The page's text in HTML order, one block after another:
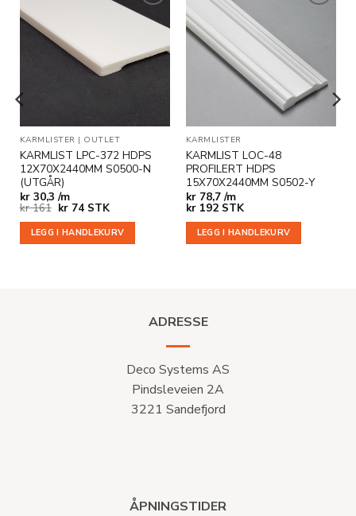
ønskeliste
KARMLISTER | OUTLET
KARMLIST LPC-372 HDPS
12X70X2440MM S0500-N
(UTGÅR)
kr30,3 /m
kr161 Opprinnelig
var:
kr 161.
kr74Nåværende
er:
kr 74.
STK
LEGG I HANDLEKURV
ønskeliste
KARMLISTER
KARMLIST LOC-48
PROFILERT HDPS
15X70X2440MM S0502-Y
kr78,7 /m
kr192 STK
LEGG I HANDLEKURV
ADRESSE
Deco Systems AS
Pindsleveien 2A
3221 Sandefjord
ÅPNINGSTIDER